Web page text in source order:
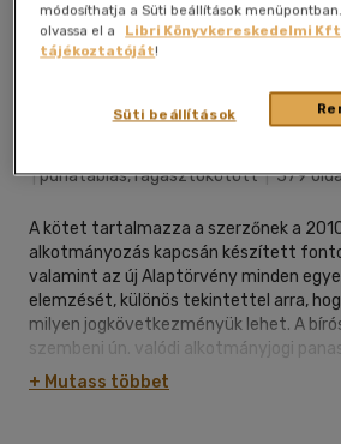
Kívánságlistához adom
|puhatáblás, ragasztókötött|379
A kötet tartalmazza a szerzőnek a
alkotmányozás kapcsán készített
valamint az új Alaptörvény minden
elemzését, különös tekintettel arra,
milyen jogkövetkezményük lehet. A
szembeni ún. valódi alkotmányjogi
bírák, az ügyvédek és az ügyészek
az alkotmányos követelmények
+ Mutass többet
módosíthatja a Süti beállítások
olvassa el a
Libri Könyvkereskedelmi
tájékoztatóját!
Süti beállítások